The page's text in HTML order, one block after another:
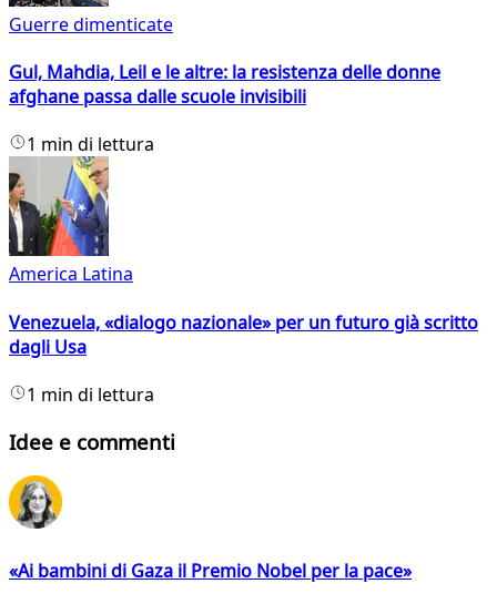
Guerre dimenticate
Gul, Mahdia, Leil e le altre: la resistenza delle donne
afghane passa dalle scuole invisibili
1 min di lettura
America Latina
Venezuela, «dialogo nazionale» per un futuro già scritto
dagli Usa
1 min di lettura
Idee e commenti
«Ai bambini di Gaza il Premio Nobel per la pace»